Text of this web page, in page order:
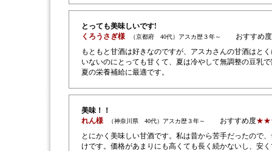
とっても美味しいです!
くろうさぎ様
（京都府 40代）アスカ歴３年～ おすすめ度
もともと甘酒は好きなのですが、アスカさんの甘酒はと
いないのにとっても甘くて、夏は冷やして無調整の豆乳
夏の栄養補給に最適です。
美味！！
れん様
（神奈川県 40代）アスカ歴３年～ おすすめ度
とにかく美味しい甘酒です。私は昔から苦手だったので
けです。価格があまりにも高くても長く続かないし、安